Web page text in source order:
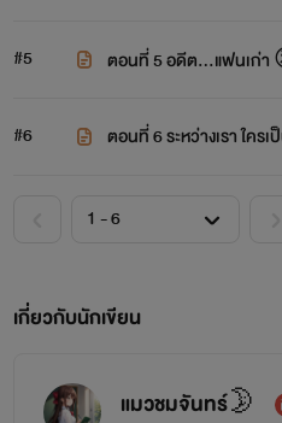
#5 ตอนที่ 5 อดีต...แฟนเก่
#6 ตอนที่ 6 ระหว่างเรา ใค
เกี่ยวกับนักเขียน
แมวชมจันทร์🌛